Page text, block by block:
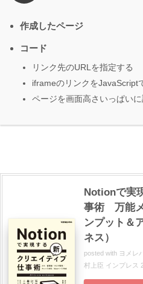
作成したページ
コード
リンク先のURLを指定する
iframeのリンクをJavaScript
ページを画面高さいっぱい
Notionで実
事術 万能
ンプット＆
ネス）
posted with ヨメレ
村上臣 インプレス